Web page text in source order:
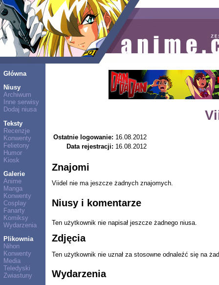
Główna
Niusy
Archiwum
Inne serwisy
Dodaj niusa
Teksty
Recenzje
Konwenty
Felietony
Humor
Kiosk
Galerie
Anime
Manga
Konwenty
Cosplay
Fanarty
Komiksy
Wydarzenia
Plikownia
Nihon
Konwenty
Media
Teledyski
Zwiastuny
Ostatnie logowanie: 16.08.2012
Data rejestracji: 16.08.2012
Znajomi
Viidel nie ma jeszcze żadnych znajomych.
Niusy i komentarze
Ten użytkownik nie napisał jeszcze żadnego niusa.
Zdjęcia
Ten użytkownik nie uznał za stosowne odnaleźć się na
Wydarzenia